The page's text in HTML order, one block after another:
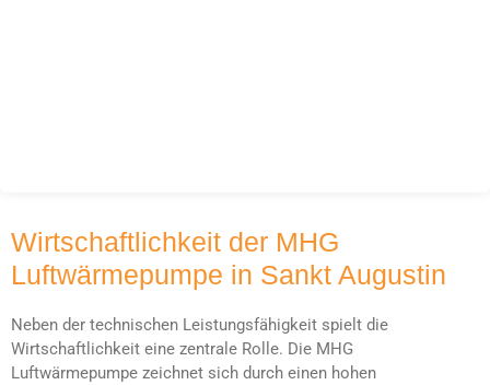
Wirtschaftlichkeit der MHG
Luftwärmepumpe in Sankt Augustin
Neben der technischen Leistungsfähigkeit spielt die
Wirtschaftlichkeit eine zentrale Rolle. Die MHG
Luftwärmepumpe zeichnet sich durch einen hohen